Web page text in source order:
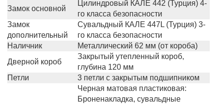
Замок основной
Цилиндровый КАЛЕ 442 (Турция) 4-
го класса безопасности
Замок
дополнительный
Сувальдный КАЛЕ 447L (Турция) 3-
го класса безопасности
Наличник
Металлический 62 мм (от короба)
Дверной короб
Закрытый утепленный короб,
глубина 120 мм
Петли
3 петли с закрытым подшипником
Черная матовая пластиковая:
Броненакладка, сувальдные